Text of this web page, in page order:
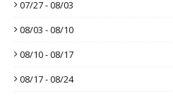
07/27 - 08/03
08/03 - 08/10
08/10 - 08/17
08/17 - 08/24